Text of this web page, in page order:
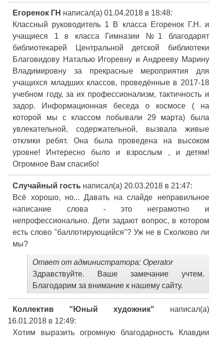
Егоренок ГН написал(а) 01.04.2018 в 18:48:
Классный руководитель 1 В класса Егоренок Г.Н. и
учащиеся 1 в класса Гимназии №1 благодарят
библиотекарей Центральной детской библиотеки
Благовидову Наталью Игоревну и Андрееву Марину
Владимировну за прекрасные мероприятия для
учащихся младших классов, проведённые в 2017-18
учебном году, за их профессионализм, тактичность и
задор. Информационная беседа о космосе ( на
которой мы с классом побывали 29 марта) была
увлекательной, содержательной, вызвала живые
отклики ребят. Она была проведена на высоком
уровне! Интересно было и взрослым , и детям!
Огромное Вам спасибо!
Случайный гость написал(а) 20.03.2018 в 21:47:
Всё хорошо, но... Давать на слайде неправильное
написание слова - это неграмотно и
непрофессионально. Дети задают вопрос, в котором
есть слово "баллотирующийся"? Уж не в Сколково ли
мы?
Ответ от администратора: Operator
Здравствуйте. Ваше замечание учтем.
Благодарим за внимание к нашему сайту.
Коллектив "Юный художник"
написал(а)
16.01.2018 в 12:49:
Хотим выразить огромную благодарность Клавдии